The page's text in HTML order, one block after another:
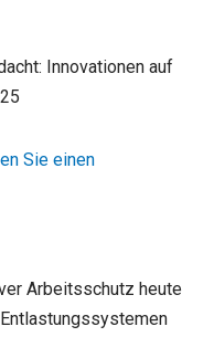
Sie einen
Arbeitsschutz heute